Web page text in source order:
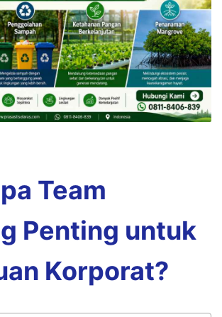
Team
Penting untuk
Korporat?